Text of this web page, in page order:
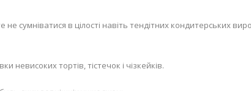
сумніватися в цілості навіть тендітних кондитерських
невисоких тортів, тістечок і чізкейків.